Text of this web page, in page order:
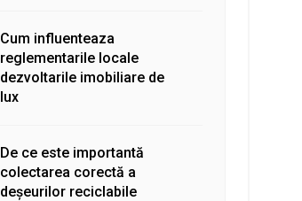
Cum influenteaza
reglementarile locale
dezvoltarile imobiliare de
lux
De ce este importantă
colectarea corectă a
deșeurilor reciclabile